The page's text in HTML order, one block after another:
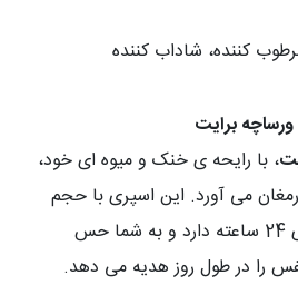
کننده، شاداب کننده
برایت
، با رایحه ی خنک و میوه ای خود،
می آورد. این اسپری با حجم
200 میلی لیتر، ماندگاری 24 ساعته دارد و به شما حس
را در طول روز هدیه می دهد.